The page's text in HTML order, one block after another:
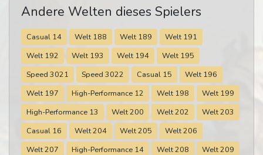
Andere Welten dieses Spielers
Casual 14 Welt 188 Welt 189
Welt 191
Welt 192
Welt 193 Welt 194
Welt 195
Speed 3021
Speed 3022 Casual 15
Welt 196
Welt 197
High-Performance 12 Welt 198
Welt 199
High-Performance 13
Welt 200 Welt 202
Welt 203
Casual 16
Welt 204 Welt 205
Welt 206
Welt 207
High-Performance 14 Welt 208
Welt 209